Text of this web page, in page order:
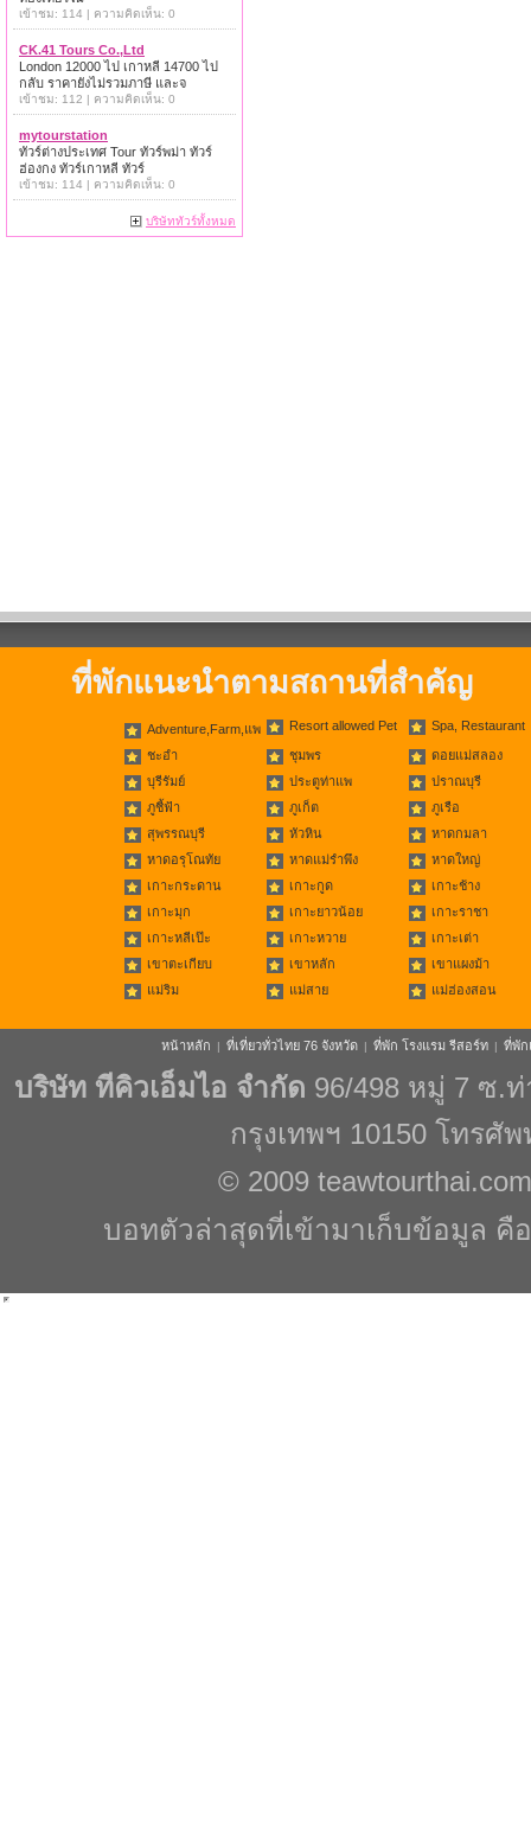
เข้าชม: 114 | ความคิดเห็น: 0
CK.41 Tours Co.,Ltd
London 12000 ไป เกาหลี 14700 ไป
กลับ ราคายังไม่รวมภาษี และจ
เข้าชม: 112 | ความคิดเห็น: 0
mytourstation
ทัวร์ต่างประเทศ Tour ทัวร์พม่า ทัวร์
ฮ่องกง ทัวร์เกาหลี ทัวร์
เข้าชม: 114 | ความคิดเห็น: 0
บริษัททัวร์ทั้งหมด
ที่พักแนะนำตามสถานที่สำคัญ
Adventure,Farm,แพ Resort allowed Pet Spa, Restaurant
ชะอำ ชุมพร
ดอยแม่สลอง
บุรีรัมย์
ประตูท่าแพ
ปราณบุรี
ภูชี้ฟ้า
ภูเก็ต
ภูเรือ
สุพรรณบุรี
หัวหิน
หาดกมลา
หาดอรุโณทัย
หาดแม่รำพึง
หาดใหญ่
เกาะกระดาน
เกาะกูด
เกาะช้าง
เกาะมุก
เกาะยาวน้อย
เกาะราชา
เกาะหลีเป๊ะ
เกาะหวาย
เกาะเต่า
เขาตะเกียบ
เขาหลัก
เขาแผงม้า
แม่ริม
แม่สาย แม่ฮ่องสอน
หน้าหลัก | ที่เที่ยวทั่วไทย 76 จังหวัด | ที่พัก โรงแรม รีสอร์ท | ที่พัก
บริษัท ทีคิวเอ็มไอ จำกัด 96/498 หมู่ 7 ซ.
กรุงเทพฯ 10150 โทรศั
© 2009 teawtourthai.com
บอทตัวล่าสุดที่เข้ามาเก็บข้อมูล คือ